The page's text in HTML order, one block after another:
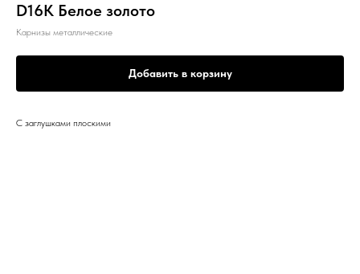
D16К Белое золото
Карнизы металлические
Добавить в корзину
С заглушками плоскими